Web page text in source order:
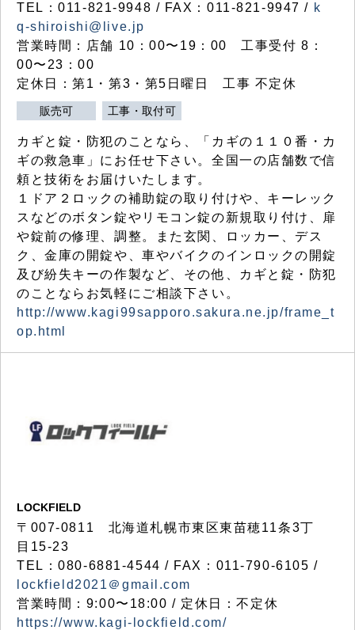
TEL：011-821-9948 / FAX：011-821-9947 / k
q-shiroishi@live.jp
営業時間：店舗 10：00〜19：00 工事受付 8：
00〜23：00
定休日：第1・第3・第5日曜日 工事 不定休
販売可 工事・取付可
カギと錠・防犯のことなら、「カギの１１０番・カ
ギの救急車」にお任せ下さい。全国一の店舗数で信
頼と技術をお届けいたします。
１ドア２ロックの補助錠の取り付けや、キーレック
スなどのボタン錠やリモコン錠の新規取り付け、扉
や錠前の修理、調整。また玄関、ロッカー、デス
ク、金庫の開錠や、車やバイクのインロックの開錠
及び紛失キーの作製など、その他、カギと錠・防犯
のことならお気軽にご相談下さい。
http://www.kagi99sapporo.sakura.ne.jp/frame_t
op.html
LOCKFIELD
〒007-0811 北海道札幌市東区東苗穂11条3丁
目15-23
TEL：080-6881-4544 / FAX：011-790-6105 /
lockfield2021＠gmail.com
営業時間：9:00〜18:00 / 定休日：不定休
https://www.kagi-lockfield.com/